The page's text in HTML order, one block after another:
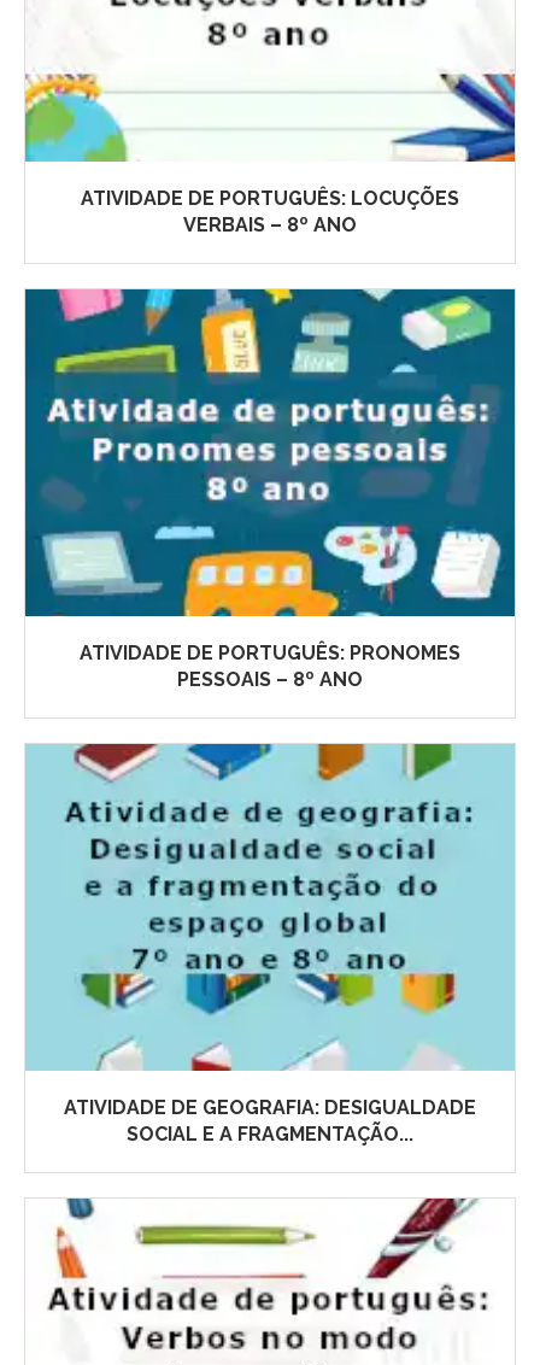
ATIVIDADE DE PORTUGUÊS: LOCUÇÕES
VERBAIS – 8º ANO
ATIVIDADE DE PORTUGUÊS: PRONOMES
PESSOAIS – 8º ANO
ATIVIDADE DE GEOGRAFIA: DESIGUALDADE
SOCIAL E A FRAGMENTAÇÃO...